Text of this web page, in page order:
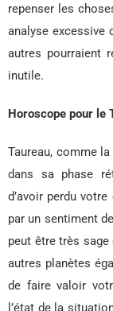
repenser les
analyse excessive
autres pourraient
inutile.
Horoscope pour le
Taureau, comme
dans sa phase
d’avoir perdu
par un sentiment
peut être très
autres planètes
de faire valoir
l’état de la